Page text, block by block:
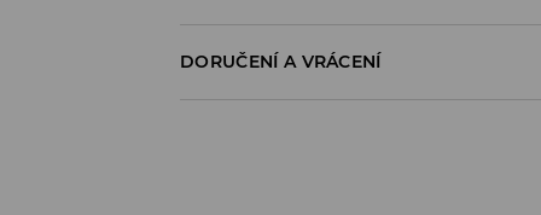
PRVNÍ MATERIÁL: 60% BAVLNA, 40%
VÝROBEK SE NESMÍ BĚLIT
DORUČENÍ A VRÁCENÍ